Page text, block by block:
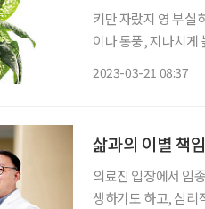
키만 자랐지 영 부실
이나 통풍, 지나치게
2023-03-21 08:37
삶과의 이별 책
의료진 입장에서 임종을 앞
생하기도 하고, 심리